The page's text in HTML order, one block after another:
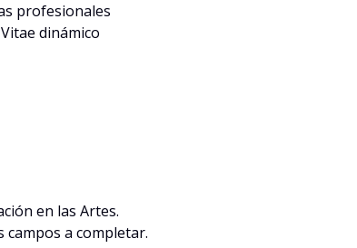
profesionales
dinámico
en las Artes.
campos a completar.